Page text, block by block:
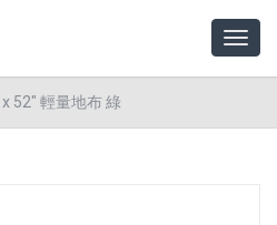
52" 輕量地布 綠